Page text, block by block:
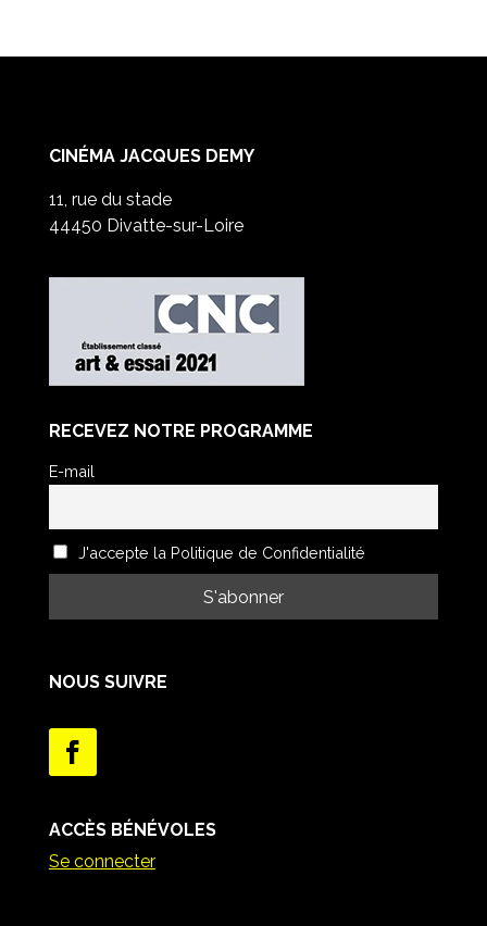
CINÉMA JACQUES DEMY
11, rue du stade
44450 Divatte-sur-Loire
RECEVEZ NOTRE PROGRAMME
E-mail
J'accepte la Politique de Confidentialité
NOUS SUIVRE
ACCÈS BÉNÉVOLES
Se connecter